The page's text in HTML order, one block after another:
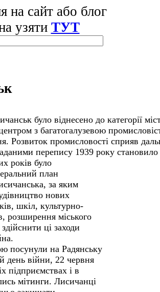
на сайт або блог
узяти ТУТ
було віднесено до категорії
з багатогалузевою
Розвиток промисловості сприяв
перепису 1939 року
років було
план
за яким
нових
шкіл, культурно-
розширення міського
ці заходи
посунули на Радянську
війни, 22 червня
підприємствах і в
мітинги. Лисичанці